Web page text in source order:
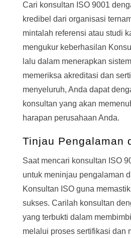
Cari konsultan ISO 9001
kredibel dari organisasi
mintalah referensi atau studi
mengukur keberhasilan
lalu dalam menerapkan
memeriksa akreditasi dan
menyeluruh, Anda dapat
konsultan yang akan
harapan perusahaan Anda.
Tinjau Pengalaman
Saat mencari konsultan ISO
untuk meninjau pengalaman
Konsultan ISO guna
sukses. Carilah konsultan
yang terbukti dalam
melalui proses sertifikasi dan